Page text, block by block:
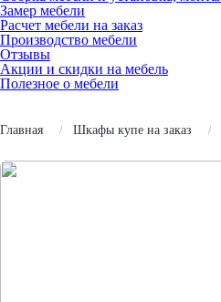
Замер мебели
Расчет мебели на заказ
Производство мебели
Отзывы
Акции и скидки на мебель
Полезное о мебели
Главная Шкафы купе на заказ